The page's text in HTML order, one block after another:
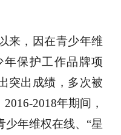
检察院、教育部等
来，因在青少年维
保护工作品牌项
突出成绩，多次被